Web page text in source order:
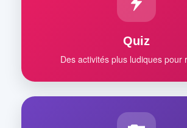
Quiz
Des activités plus ludiques pour